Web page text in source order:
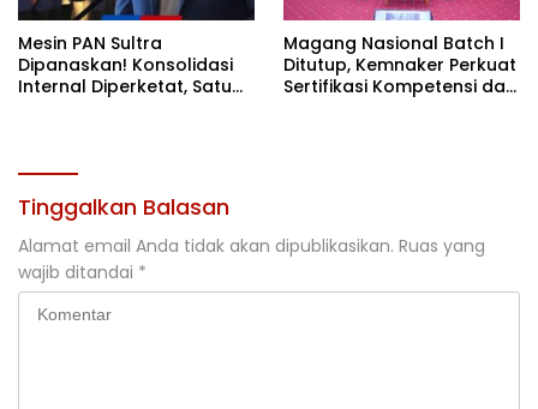
Mesin PAN Sultra
Dipanaskan! Konsolidasi
Internal Diperketat, Satu
Magang Nasional Batch I
Ditutup, Kemnaker Perkuat
Sertifikasi Kompetensi dan
Tinggalkan Balasan
Alamat email Anda tidak akan dipublikasikan. Ruas yang
wajib ditandai *